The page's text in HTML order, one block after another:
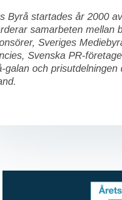
Byrå startades år 2000
samarbeten mellan
Sveriges
Svenska PR-
galan och